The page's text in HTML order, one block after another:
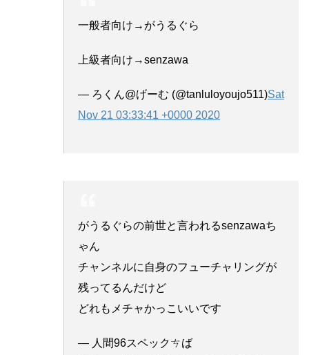
一般者向け→がうるぐら
上級者向け→senzawa
— ろくん@げーむ (@tanluloyoujo511)Sat
Nov 21 03:33:41 +0000 2020
がうるぐらの前世と言われるsenzawaち
ゃん
チャンネルに自身のフューチャリングが
残ってるんだけど
どれもメチャかっこいいです
— 人間96スペックㄘば